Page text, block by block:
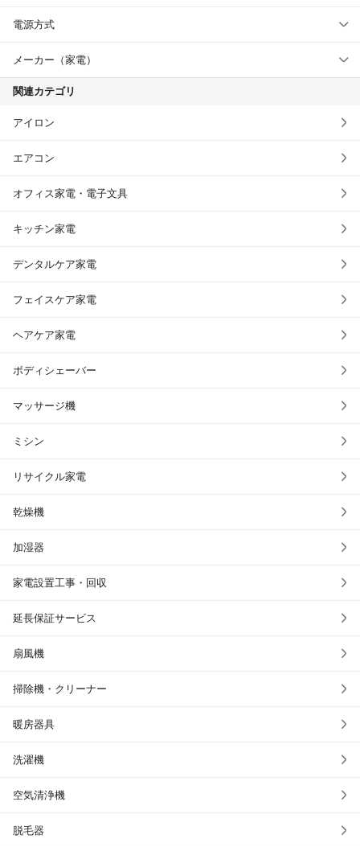
電源方式
メーカー（家電）
関連カテゴリ
アイロン
エアコン
オフィス家電・電子文具
キッチン家電
デンタルケア家電
フェイスケア家電
ヘアケア家電
ボディシェーバー
マッサージ機
ミシン
リサイクル家電
乾燥機
加湿器
家電設置工事・回収
延長保証サービス
扇風機
掃除機・クリーナー
暖房器具
洗濯機
空気清浄機
脱毛器